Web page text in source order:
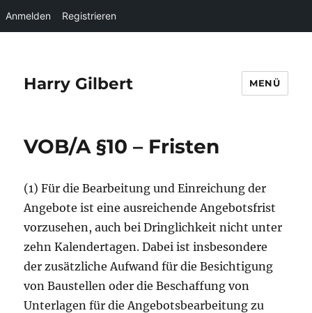
Anmelden Registrieren
Harry Gilbert MENÜ
VOB/A §10 – Fristen
(1) Für die Bearbeitung und Einreichung der
Angebote ist eine ausreichende Angebotsfrist
vorzusehen, auch bei Dringlichkeit nicht unter
zehn Kalendertagen. Dabei ist insbesondere
der zusätzliche Aufwand für die Besichtigung
von Baustellen oder die Beschaffung von
Unterlagen für die Angebotsbearbeitung zu